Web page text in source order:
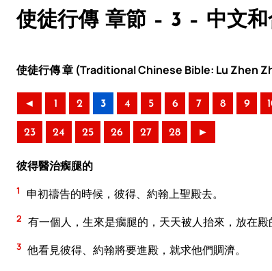
使徒行傳 章節 – 3 – 中文
使徒行傳 章 (Traditional Chinese Bible: Lu Zhen
◄ 1 2 3 4 5 6 7 8 9
23 24 25 26 27 28 ►
彼得醫治瘸腿的
1 申初禱告的時候，彼得、約翰上聖殿去。
2 有一個人，生來是瘸腿的，天天被人抬來，放在
3 他看見彼得、約翰將要進殿，就求他們賙濟。